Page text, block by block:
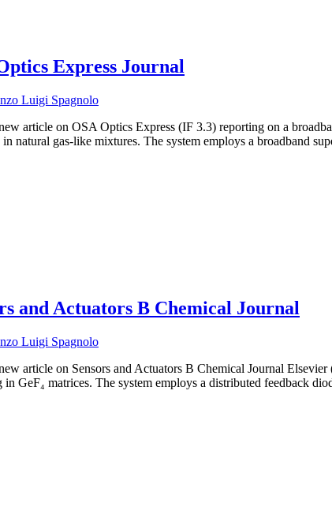
Express Journal
Luigi Spagnolo
article on OSA Optics Express (IF 3.3) reporting on a
natural gas-like mixtures. The system employs a broadband
and Actuators B Chemical Journal
Luigi Spagnolo
article on Sensors and Actuators B Chemical Journal
GeF₄ matrices. The system employs a distributed feedback